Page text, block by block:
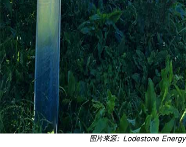
图片来源：Lodestone Energy